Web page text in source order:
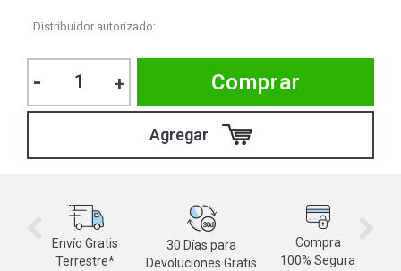
Distribuidor autorizado:
- + Comprar
Envío Gratis
Terrestre*
30 Días para
Devoluciones Gratis
Compra
100% Segura